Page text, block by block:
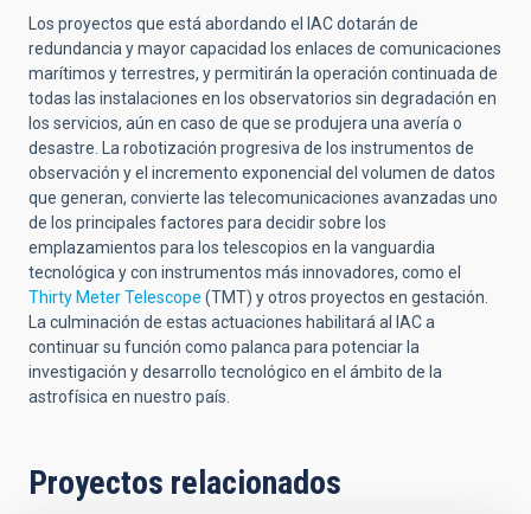
Los proyectos que está abordando el IAC dotarán de
redundancia y mayor capacidad los enlaces de comunicaciones
marítimos y terrestres, y permitirán la operación continuada de
todas las instalaciones en los observatorios sin degradación en
los servicios, aún en caso de que se produjera una avería o
desastre. La robotización progresiva de los instrumentos de
observación y el incremento exponencial del volumen de datos
que generan, convierte las telecomunicaciones avanzadas uno
de los principales factores para decidir sobre los
emplazamientos para los telescopios en la vanguardia
tecnológica y con instrumentos más innovadores, como el
Thirty Meter Telescope (TMT) y otros proyectos en gestación.
La culminación de estas actuaciones habilitará al IAC a
continuar su función como palanca para potenciar la
investigación y desarrollo tecnológico en el ámbito de la
astrofísica en nuestro país.
Proyectos relacionados